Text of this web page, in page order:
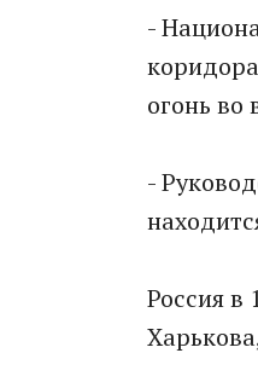
-
огонь
-
Россия в